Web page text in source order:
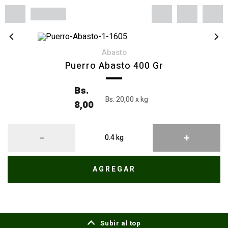
abasto
Puerro Abasto 400 Gr
Bs.
8,00
Bs. 20,00 x kg
AGREGAR
Subir al top